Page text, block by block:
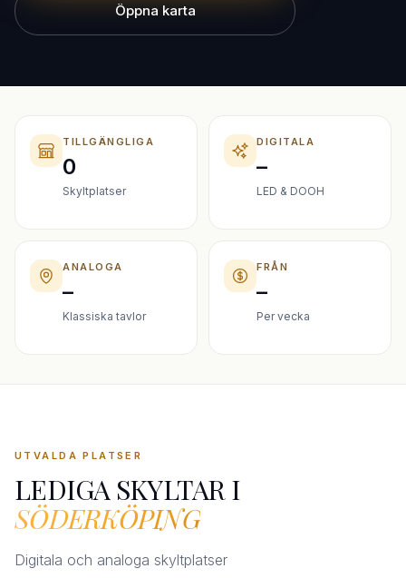
Öppna karta
TILLGÄNGLIGA
0
Skyltplatser
DIGITALA
–
LED & DOOH
ANALOGA
–
Klassiska tavlor
FRÅN
–
Per vecka
UTVALDA PLATSER
LEDIGA SKYLTAR I
SÖDERKÖPING
Digitala och analoga skyltplatser